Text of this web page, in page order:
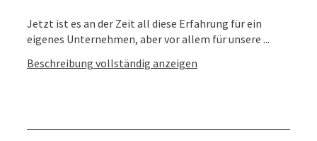
Jetzt ist es an der Zeit all diese Erfahrung für ein
eigenes Unternehmen, aber vor allem für unsere ...
Beschreibung vollständig anzeigen